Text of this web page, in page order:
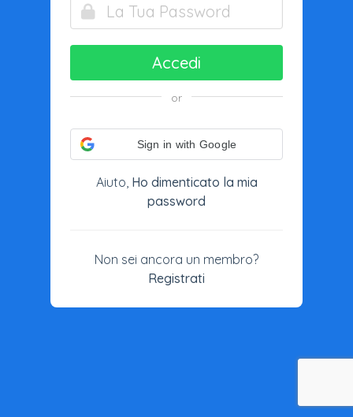
Accedi
or
Sign in with Google
Aiuto, Ho dimenticato la mia
password
Non sei ancora un membro?
Registrati